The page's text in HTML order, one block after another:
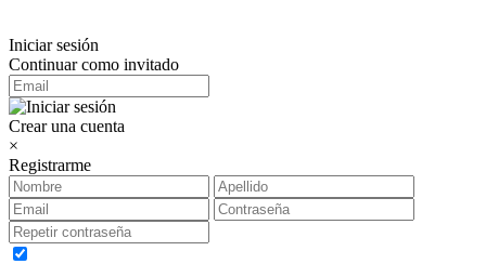
Iniciar sesión
Continuar como invitado
Crear una cuenta
×
Registrarme